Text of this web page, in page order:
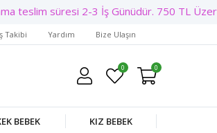
teslim süresi 2-3 İş Günüdür. 750 TL Üzeri
Takibi Yardım Bize Ulaşın
0 0
BEBEK KIZ BEBEK